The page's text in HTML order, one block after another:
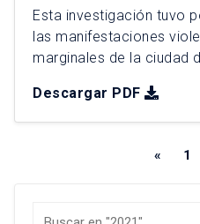
Esta investigación tuvo
las manifestaciones
marginales de la ciudad
términos territoriales. En
estudio de caso de la
ubicada en la comuna
Descargar PDF
« 1